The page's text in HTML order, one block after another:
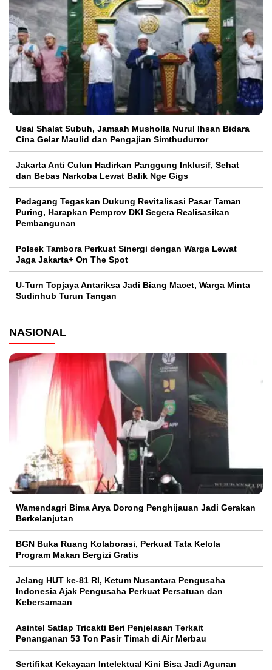
Usai Shalat Subuh, Jamaah Musholla Nurul Ihsan Bidara
Cina Gelar Maulid dan Pengajian Simthudurror
Jakarta Anti Culun Hadirkan Panggung Inklusif, Sehat
dan Bebas Narkoba Lewat Balik Nge Gigs
Pedagang Tegaskan Dukung Revitalisasi Pasar Taman
Puring, Harapkan Pemprov DKI Segera Realisasikan
Pembangunan
Polsek Tambora Perkuat Sinergi dengan Warga Lewat
Jaga Jakarta+ On The Spot
U-Turn Topjaya Antariksa Jadi Biang Macet, Warga Minta
Sudinhub Turun Tangan
NASIONAL
Wamendagri Bima Arya Dorong Penghijauan Jadi Gerakan
Berkelanjutan
BGN Buka Ruang Kolaborasi, Perkuat Tata Kelola
Program Makan Bergizi Gratis
Jelang HUT ke-81 RI, Ketum Nusantara Pengusaha
Indonesia Ajak Pengusaha Perkuat Persatuan dan
Kebersamaan
Asintel Satlap Tricakti Beri Penjelasan Terkait
Penanganan 53 Ton Pasir Timah di Air Merbau
Sertifikat Kekayaan Intelektual Kini Bisa Jadi Agunan